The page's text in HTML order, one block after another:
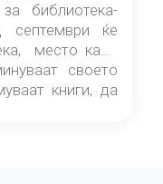
библиотека-
септември ќе
место каде
своето
книги, да